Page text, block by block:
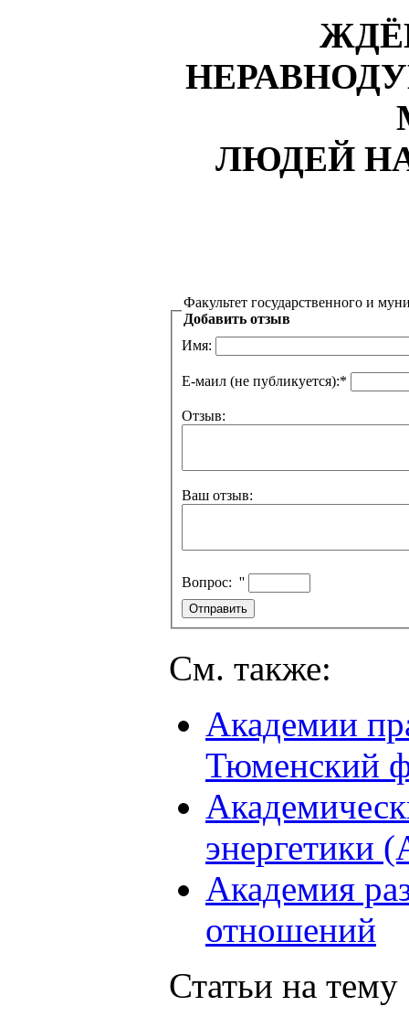
ЛЮДЕЙ
Факультет государственного и
Добавить отзыв
Имя:
Е-маил (не публикуется):*
Отзыв:
Ваш отзыв:
Вопрос: ''
См. также:
Академии
Тюменский
энергетики
Академия
отношений
Статьи на тему